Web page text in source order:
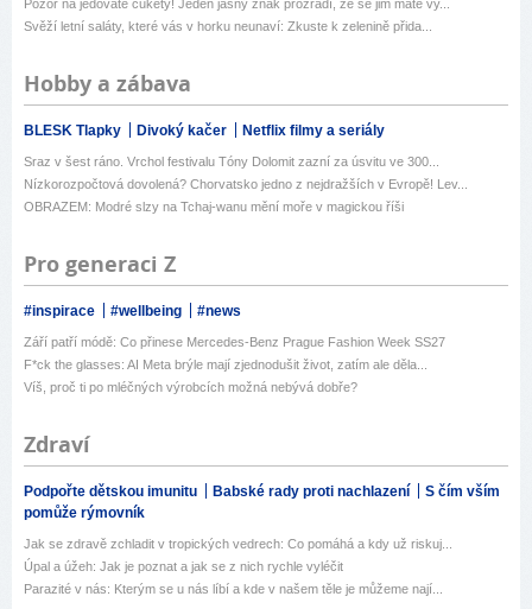
Pozor na jedovaté cukety! Jeden jasný znak prozradí, že se jim máte vy...
Svěží letní saláty, které vás v horku neunaví: Zkuste k zelenině přida...
Hobby a zábava
BLESK Tlapky Divoký kačer Netflix filmy a seriály
Sraz v šest ráno. Vrchol festivalu Tóny Dolomit zazní za úsvitu ve 300...
Nízkorozpočtová dovolená? Chorvatsko jedno z nejdražších v Evropě! Lev...
OBRAZEM: Modré slzy na Tchaj-wanu mění moře v magickou říši
Pro generaci Z
#inspirace #wellbeing #news
Září patří módě: Co přinese Mercedes-Benz Prague Fashion Week SS27
F*ck the glasses: AI Meta brýle mají zjednodušit život, zatím ale děla...
Víš, proč ti po mléčných výrobcích možná nebývá dobře?
Zdraví
Podpořte dětskou imunitu Babské rady proti nachlazení
S čím vším
pomůže rýmovník
Jak se zdravě zchladit v tropických vedrech: Co pomáhá a kdy už riskuj...
Úpal a úžeh: Jak je poznat a jak se z nich rychle vyléčit
Parazité v nás: Kterým se u nás líbí a kde v našem těle je můžeme nají...